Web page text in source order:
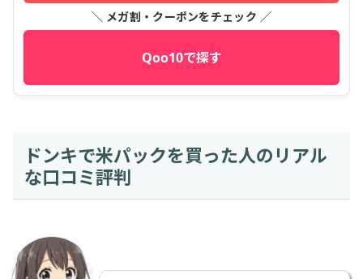
＼ メガ割・クーポンをチェック ／
Qoo10で探す
ドンキで米パックを買った人のリアル
な口コミ評判